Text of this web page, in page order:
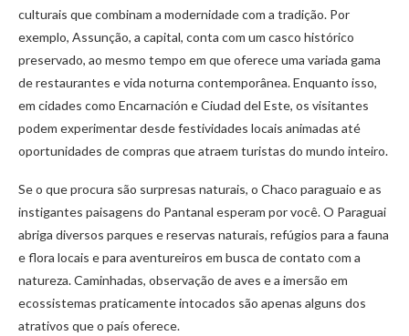
culturais que combinam a modernidade com a tradição. Por
exemplo, Assunção, a capital, conta com um casco histórico
preservado, ao mesmo tempo em que oferece uma variada gama
de restaurantes e vida noturna contemporânea. Enquanto isso,
em cidades como Encarnación e Ciudad del Este, os visitantes
podem experimentar desde festividades locais animadas até
oportunidades de compras que atraem turistas do mundo inteiro.
Se o que procura são surpresas naturais, o Chaco paraguaio e as
instigantes paisagens do Pantanal esperam por você. O Paraguai
abriga diversos parques e reservas naturais, refúgios para a fauna
e flora locais e para aventureiros em busca de contato com a
natureza. Caminhadas, observação de aves e a imersão em
ecossistemas praticamente intocados são apenas alguns dos
atrativos que o país oferece.